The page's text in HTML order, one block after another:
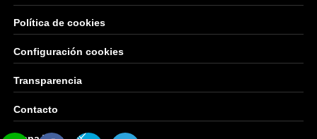
Política de cookies
Configuración cookies
Transparencia
Contacto